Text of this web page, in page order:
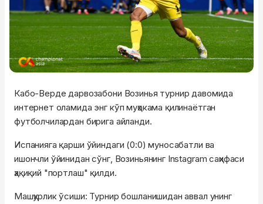
Кабо-Верде дарвозабони Возинья турнир давомида
интернет оламида энг кўп муҳокама қилинаётган
футболчилардан бирига айланди.
Испанияга қарши ўйиндаги (0:0) муносабатли ва
ишончли ўйинидан сўнг, Возиньянинг Instagram саҳифаси
ҳақиқий "портлаш" қилди.
Машҳурлик ўсиши: Турнир бошланишидан аввал унинг